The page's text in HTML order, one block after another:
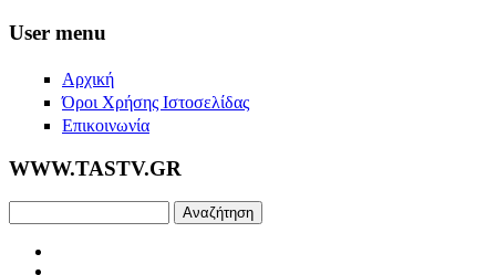
Skip to main content
User menu
Αρχική
Όροι Χρήσης Ιστοσελίδας
Επικοινωνία
WWW.TASTV.GR